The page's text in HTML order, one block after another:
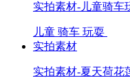
实拍素材-儿童骑车
儿童 骑车 玩耍
实拍素材
实拍素材-夏天荷花